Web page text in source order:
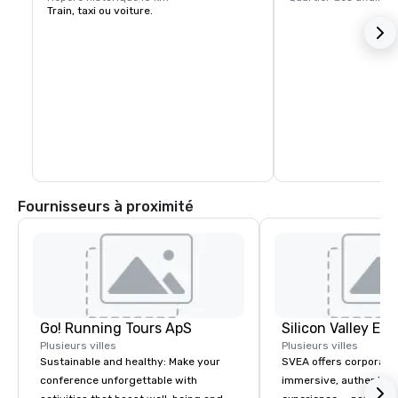
Train, taxi ou voiture.
Fournisseurs à proximité
Go! Running Tours ApS
Plusieurs villes
Sustainable and healthy: Make your
conference unforgettable with
Plusieurs villes
SVEA offers
immersive, authentic